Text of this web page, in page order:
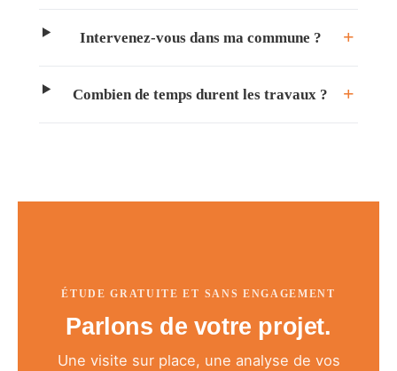
Intervenez-vous dans ma commune ?
Combien de temps durent les travaux ?
ÉTUDE GRATUITE ET SANS ENGAGEMENT
Parlons de votre projet.
Une visite sur place, une analyse de vos